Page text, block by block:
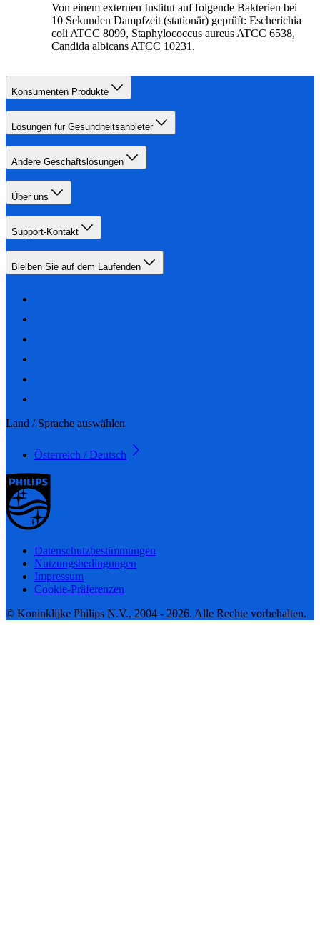
Von einem externen Institut auf folgende Bakterien bei
10 Sekunden Dampfzeit (stationär) geprüft: Escherichia
coli ATCC 8099, Staphylococcus aureus ATCC 6538,
Candida albicans ATCC 10231.
Konsumenten Produkte
Lösungen für Gesundheitsanbieter
Andere Geschäftslösungen
Über uns
Support-Kontakt
Bleiben Sie auf dem Laufenden
Land / Sprache auswählen
Österreich / Deutsch
Datenschutzbestimmungen
Nutzungsbedingungen
Impressum
Cookie-Präferenzen
© Koninklijke Philips N.V., 2004 - 2026. Alle Rechte vorbehalten.